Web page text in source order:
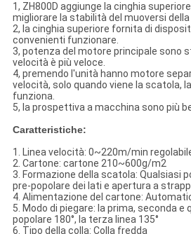
1, ZH800D aggiunge la cinghia
migliorare la stabilità del muoversi
2, la cinghia superiore fornita di
convenienti funzionare.
3, potenza del motore principale sono
velocità è più veloce.
4, premendo l'unità hanno motore
velocità, solo quando viene la scatola,
funziona.
5, la prospettiva a macchina sono più
Caratteristiche:
1. Linea velocità: 0~220m/min
2. Cartone: cartone 210~600g/m2
3. Formazione della scatola: Qualsiasi
pre-popolare dei lati e apertura a
4. Alimentazione del cartone:
5. Modo di piegare: la prima, seconda e
popolare 180°, la terza linea 135°
6. Tipo della colla: Colla fredda